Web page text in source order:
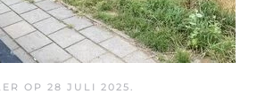
OP 28 JULI 2025.